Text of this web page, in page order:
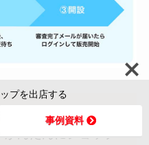
は即日〜3営業日
かんたんにショップ
プを出店する
事例資料